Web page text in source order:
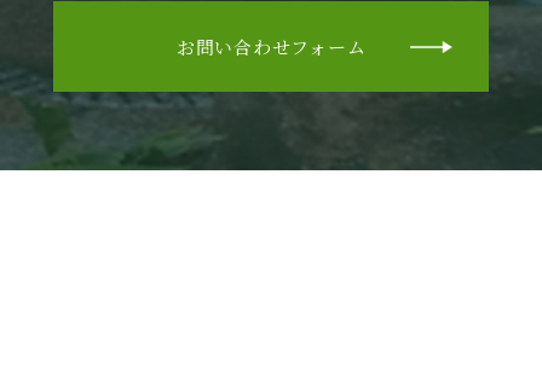
お問い合わせフォーム